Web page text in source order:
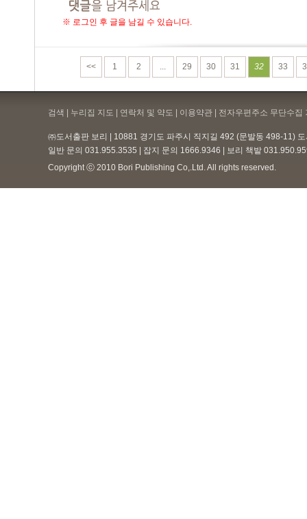
※ 로그인 후 글을 남길 수 있습니다.
<< 1 2 ... 29 30 31 32 33
검색 | 누리집 지도 | 연락처 및 약도 | 이용약관 | 전자우편주소 무단수집
㈜도서출판 보리 | 10881 경기도 파주시 직지길 492 (문발동 498-11)
일반 문의 031.955.3535 | 잡지 문의 1666.9346 | 보리 책밭
Copyright ⓒ 2010 Bori Publishing Co,.Ltd. All rights reserved.